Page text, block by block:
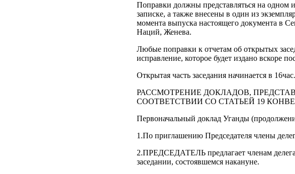
Поправки должны представляться на
записке, а также внесены в один из
момента выпуска настоящего документа в
Наций, Женева.
Любые поправки к отчетам об открытых
исправление, которое будет издано вскоре
Открытая часть заседания начинается в
РАССМОТРЕНИЕ ДОКЛАДОВ,
СООТВЕТСТВИИ СО СТАТЬЕЙ 19
Первоначальный доклад Уганды
1.По приглашению Председателя члены
2.ПРЕДСЕДАТЕЛЬ предлагает членам
заседании, состоявшемся накануне.